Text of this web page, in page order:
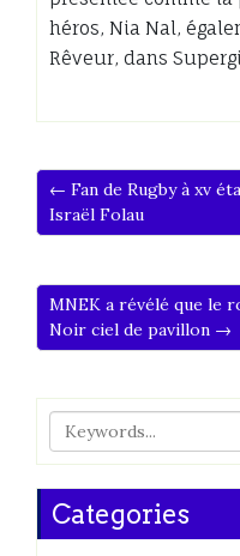
héros, Nia Nal,
Rêveur, dans
← Fan de Rugby à xv
Israël Folau
MNEK a révélé que le
Noir ciel de pavillon →
Categories